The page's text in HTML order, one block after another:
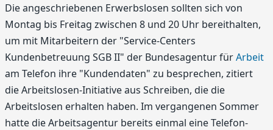
Die angeschriebenen Erwerbslosen sollten sich von
Montag bis Freitag zwischen 8 und 20 Uhr bereithalten,
um mit Mitarbeitern der "Service-Centers
Kundenbetreuung SGB II" der Bundesagentur fürArbeit
am Telefon ihre "Kundendaten" zu besprechen, zitiert
die Arbeitslosen-Initiative aus Schreiben, die die
Arbeitslosen erhalten haben. Im vergangenen Sommer
hatte die Arbeitsagentur bereits einmal eine Telefon-